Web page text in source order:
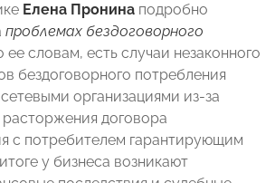
Елена Пронина подробно
проблемах бездоговорного
ее словам, есть случаи незаконного
бездоговорного потребления
организациями из-за
договора
с потребителем гарантирующим
у бизнеса возникают